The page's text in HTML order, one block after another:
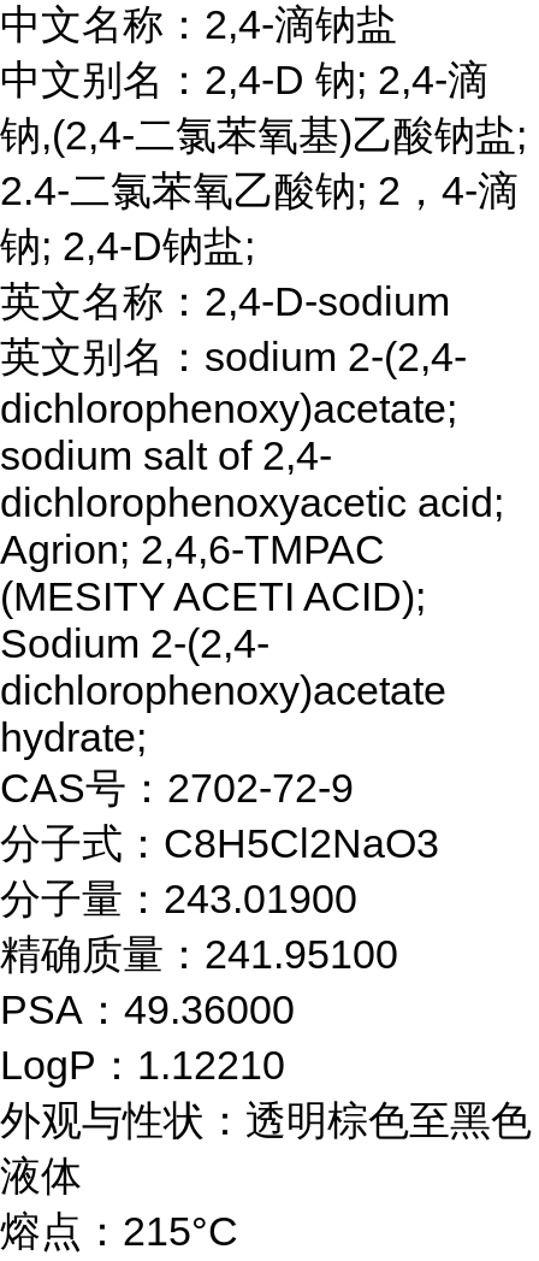
中文名称：2,4-滴钠盐
中文别名：2,4-D 钠; 2,4-滴
钠,(2,4-二氯苯氧基)乙酸钠盐;
2.4-二氯苯氧乙酸钠; 2，4-滴
钠; 2,4-D钠盐;
英文名称：2,4-D-sodium
英文别名：sodium 2-(2,4-
dichlorophenoxy)acetate;
sodium salt of 2,4-
dichlorophenoxyacetic acid;
Agrion; 2,4,6-TMPAC
(MESITY ACETI ACID);
Sodium 2-(2,4-
dichlorophenoxy)acetate
hydrate;
CAS号：2702-72-9
分子式：C8H5Cl2NaO3
分子量：243.01900
精确质量：241.95100
PSA：49.36000
LogP：1.12210
外观与性状：透明棕色至黑色
液体
熔点：215°C